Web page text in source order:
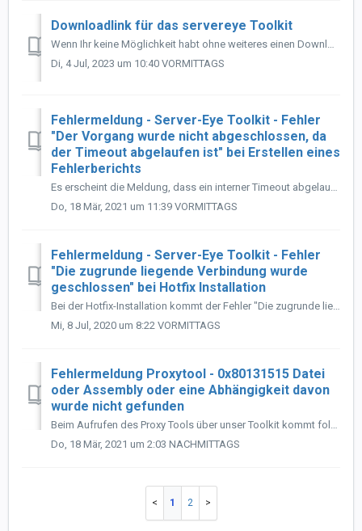
Downloadlink für das servereye Toolkit
Wenn Ihr keine Möglichkeit habt ohne weiteres einen Download des Toolkit auf einem System zu starten, weil das System zum Beispiel hinter einem Proxy hängt,...
Di, 4 Jul, 2023 um 10:40 VORMITTAGS
Fehlermeldung - Server-Eye Toolkit - Fehler
"Der Vorgang wurde nicht abgeschlossen, da
der Timeout abgelaufen ist" bei Erstellen eines
Fehlerberichts
Es erscheint die Meldung, dass ein interner Timeout abgelaufen ist und somit die Logs von Server-Eye nicht erstellt werden konnten. Lösung: Für diese...
Do, 18 Mär, 2021 um 11:39 VORMITTAGS
Fehlermeldung - Server-Eye Toolkit - Fehler
"Die zugrunde liegende Verbindung wurde
geschlossen" bei Hotfix Installation
Bei der Hotfix-Installation kommt der Fehler "Die zugrunde liegende Verbindung wurde geschlossen: Unbekannter Fehler beim Empfangen" - was kann ic...
Mi, 8 Jul, 2020 um 8:22 VORMITTAGS
Fehlermeldung Proxytool - 0x80131515 Datei
oder Assembly oder eine Abhängigkeit davon
wurde nicht gefunden
Beim Aufrufen des Proxy Tools über unser Toolkit kommt folgende Meldung: System.IO.FileLoadException: Die Datei oder Assembly "file:///C:\Program F...
Do, 18 Mär, 2021 um 2:03 NACHMITTAGS
1 2